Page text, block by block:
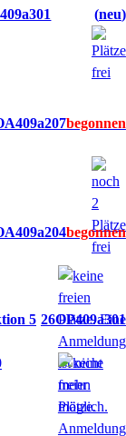
5 26OP409a301
neu